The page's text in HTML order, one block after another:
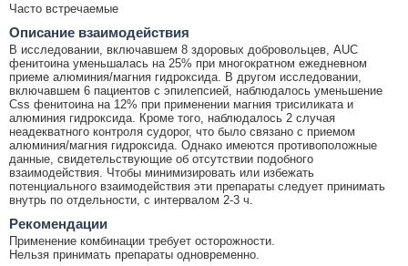
Часто встречаемые
Описание взаимодействия
В исследовании, включавшем 8 здоровых добровольцев, AUC
фенитоина уменьшалась на 25% при многократном ежедневном
приеме алюминия/магния гидроксида. В другом исследовании,
включавшем 6 пациентов с эпилепсией, наблюдалось уменьшение
Css фенитоина на 12% при применении магния трисиликата и
алюминия гидроксида. Кроме того, наблюдалось 2 случая
неадекватного контроля судорог, что было связано с приемом
алюминия/магния гидроксида. Однако имеются противоположные
данные, свидетельствующие об отсутствии подобного
взаимодействия. Чтобы минимизировать или избежать
потенциального взаимодействия эти препараты следует принимать
внутрь по отдельности, с интервалом 2-3 ч.
Рекомендации
Применение комбинации требует осторожности.
Нельзя принимать препараты одновременно.